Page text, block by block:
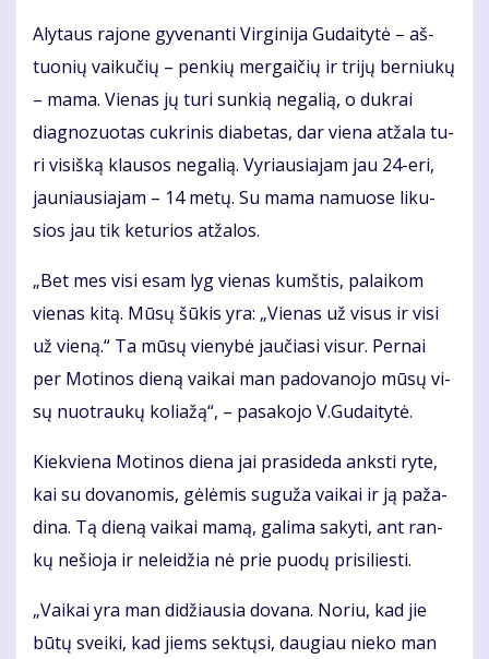
Aly­taus ra­jo­ne gy­ve­nan­ti Vir­gi­ni­ja Gu­dai­ty­tė – aš­
tuo­nių vai­ku­čių – pen­kių mer­gai­čių ir tri­jų ber­niu­kų
– ma­ma. Vie­nas jų tu­ri sun­kią ne­ga­lią, o duk­rai
diag­no­zuo­tas cuk­ri­nis dia­be­tas, dar vie­na at­ža­la tu­
ri vi­siš­ką klau­sos ne­ga­lią. Vy­riau­sia­jam jau 24-eri,
jau­niau­sia­jam – 14 me­tų. Su ma­ma na­muo­se li­ku­
sios jau tik ke­tu­rios at­ža­los.
„Bet mes vi­si esam lyg vie­nas kumš­tis, pa­lai­kom
vie­nas ki­tą. Mū­sų šū­kis yra: „Vie­nas už vi­sus ir vi­si
už vie­ną.“ Ta mū­sų vie­ny­bė jau­čia­si vi­sur. Per­nai
per Mo­ti­nos die­ną vai­kai man pa­do­va­no­jo mū­sų vi­
sų nuo­trau­kų ko­lia­žą“, – pa­sa­ko­jo V.Gu­dai­ty­tė.
Kiek­vie­na Mo­ti­nos die­na jai pra­si­de­da anks­ti ry­te,
kai su do­va­no­mis, gė­lė­mis su­gu­ža vai­kai ir ją pa­ža­
di­na. Tą die­ną vai­kai ma­mą, ga­li­ma sa­ky­ti, ant ran­
kų ne­šio­ja ir ne­lei­džia nė prie puo­dų pri­si­lies­ti.
„Vai­kai yra man di­džiau­sia do­va­na. No­riu, kad jie
bū­tų svei­ki, kad jiems sek­tų­si, dau­giau nie­ko man